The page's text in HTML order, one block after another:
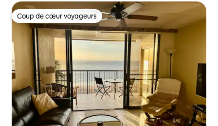
Coup de cœur voyageurs
Coup de cœur voyageurs